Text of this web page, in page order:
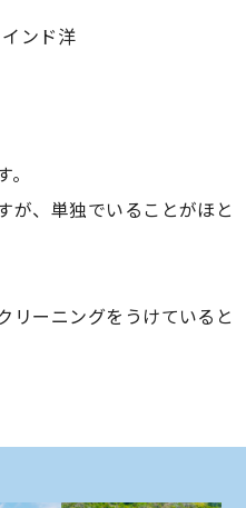
ンド洋
が、単独でいることがほと
リーニングをうけていると